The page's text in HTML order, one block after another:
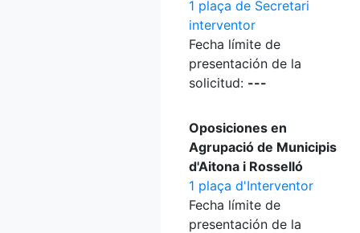
1 plaça de Secretari
interventor
Fecha límite de
presentación de la
solicitud: ---
Oposiciones en
Agrupació de Municipis
d'Aitona i Rosselló
1 plaça d'Interventor
Fecha límite de
presentación de la